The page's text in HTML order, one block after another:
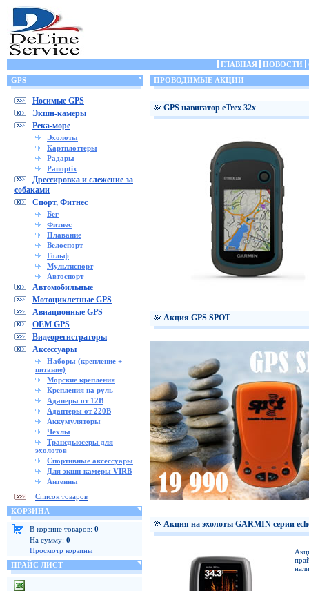
ГЛАВНАЯ НОВОСТИ
GPS
Носимые GPS
Экшн-камеры
Река-море
Эхолоты
Картплоттеры
Радары
Panoptix
Дрессировка и слежение за
собаками
Спорт, Фитнес
Бег
Фитнес
Плавание
Велоспорт
Гольф
Мультиспорт
Автоспорт
Автомобильные
Мотоциклетные GPS
Авиационные GPS
OEM GPS
Видеорегистраторы
Аксессуары
Наборы (крепление +
питание)
Морские крепления
Крепления на руль
Адаперы от 12В
Адаптеры от 220В
Аккумуляторы
Чехлы
Трансдьюсеры для
эхолотов
Спортивные аксессуары
Для экшн-камеры VIRB
Антенны
Список товаров
КОРЗИНА
В корзине товаров: 0
На сумму: 0
Просмотр корзины
ПРАЙС ЛИСТ
ПРОВОДИМЫЕ АКЦИИ
GPS навигатор eTrex 32x
Акция GPS SPOT
Акция на эхолоты GARMIN серии